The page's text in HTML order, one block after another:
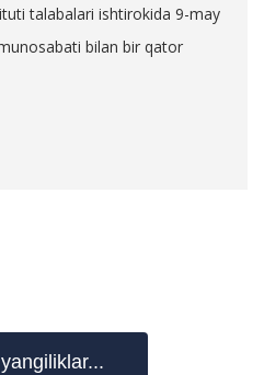
talabalari ishtirokida 9-may
bilan bir qator